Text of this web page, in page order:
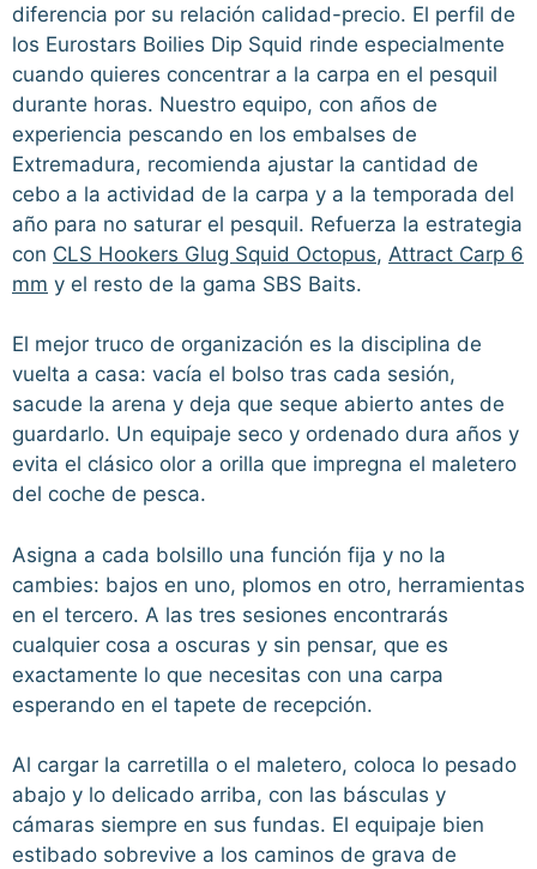
diferencia por su relación calidad-precio. El perfil de
los Eurostars Boilies Dip Squid rinde especialmente
cuando quieres concentrar a la carpa en el pesquil
durante horas. Nuestro equipo, con años de
experiencia pescando en los embalses de
Extremadura, recomienda ajustar la cantidad de
cebo a la actividad de la carpa y a la temporada del
año para no saturar el pesquil. Refuerza la estrategia
con CLS Hookers Glug Squid Octopus, Attract Carp 6
mm y el resto de la gama SBS Baits.
El mejor truco de organización es la disciplina de
vuelta a casa: vacía el bolso tras cada sesión,
sacude la arena y deja que seque abierto antes de
guardarlo. Un equipaje seco y ordenado dura años y
evita el clásico olor a orilla que impregna el maletero
del coche de pesca.
Asigna a cada bolsillo una función fija y no la
cambies: bajos en uno, plomos en otro, herramientas
en el tercero. A las tres sesiones encontrarás
cualquier cosa a oscuras y sin pensar, que es
exactamente lo que necesitas con una carpa
esperando en el tapete de recepción.
Al cargar la carretilla o el maletero, coloca lo pesado
abajo y lo delicado arriba, con las básculas y
cámaras siempre en sus fundas. El equipaje bien
estibado sobrevive a los caminos de grava de